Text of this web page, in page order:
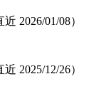
近 2026/01/08）
近 2025/12/26）